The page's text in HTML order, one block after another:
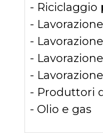
- Riciclaggio
-
-
-
-
- Produttori
- Olio e gas